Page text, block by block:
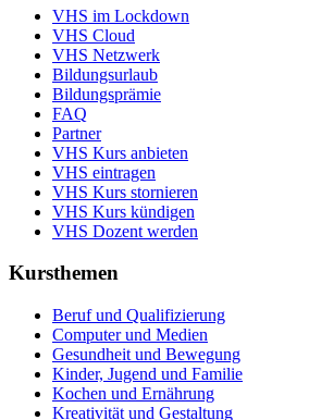
VHS im Lockdown
VHS Cloud
VHS Netzwerk
Bildungsurlaub
Bildungsprämie
FAQ
Partner
VHS Kurs anbieten
VHS eintragen
VHS Kurs stornieren
VHS Kurs kündigen
VHS Dozent werden
Kursthemen
Beruf und Qualifizierung
Computer und Medien
Gesundheit und Bewegung
Kinder, Jugend und Familie
Kochen und Ernährung
Kreativität und Gestaltung